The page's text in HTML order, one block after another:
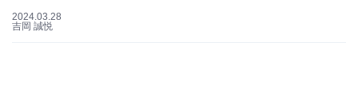
2024.03.28
吉岡 誠悦